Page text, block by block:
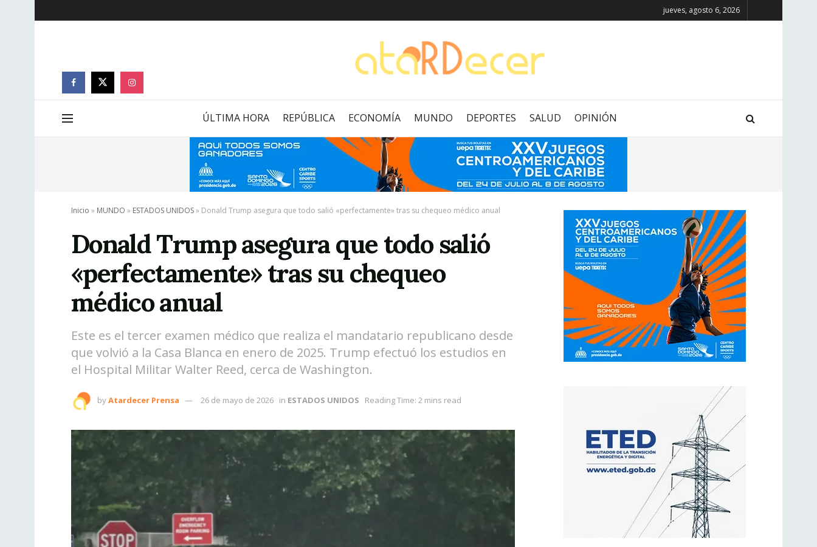
jueves, agosto 6, 2026
ÚLTIMA HORA REPÚBLICA ECONOMÍA MUNDO DEPORTES SALUD OPINIÓN
Inicio » MUNDO » ESTADOS UNIDOS» Donald Trump asegura que todo salió «perfectamente» tras su chequeo médico anual
Donald Trump asegura que todo salió
«perfectamente» tras su chequeo
médico anual
Este es el tercer examen médico que realiza el mandatario republicano desde
que volvió a la Casa Blanca en enero de 2025. Trump efectuó los estudios en
el Hospital Militar Walter Reed, cerca de Washington.
byAtardecer Prensa 26 de mayo de 2026 in ESTADOS UNIDOS Reading Time: 2 mins read